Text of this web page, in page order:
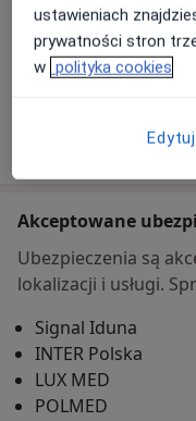
Metody płatności
Ubezpieczenia
Szczegóły
Akceptowane
Ubezpieczenia są
lokalizacji i usługi.
Signal Iduna
INTER Polska
LUX MED
POLMED
ustawieniach
prywatności stron
w polityka cookies